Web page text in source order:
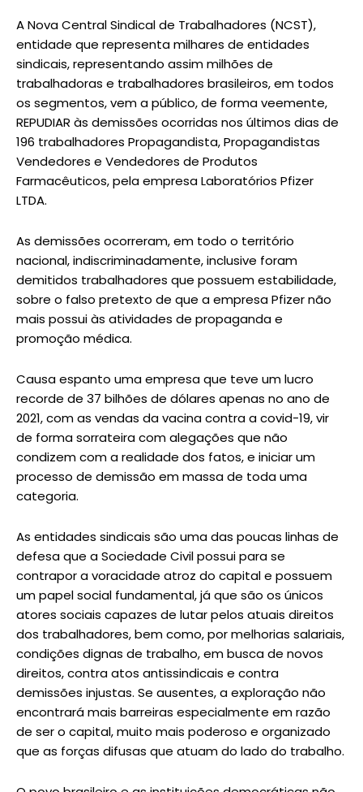
A Nova Central Sindical de Trabalhadores (NCST),
entidade que representa milhares de entidades
sindicais, representando assim milhões de
trabalhadoras e trabalhadores brasileiros, em todos
os segmentos, vem a público, de forma veemente,
REPUDIAR às demissões ocorridas nos últimos dias de
196 trabalhadores Propagandista, Propagandistas
Vendedores e Vendedores de Produtos
Farmacêuticos, pela empresa Laboratórios Pfizer
LTDA.
As demissões ocorreram, em todo o território
nacional, indiscriminadamente, inclusive foram
demitidos trabalhadores que possuem estabilidade,
sobre o falso pretexto de que a empresa Pfizer não
mais possui às atividades de propaganda e
promoção médica.
Causa espanto uma empresa que teve um lucro
recorde de 37 bilhões de dólares apenas no ano de
2021, com as vendas da vacina contra a covid-19, vir
de forma sorrateira com alegações que não
condizem com a realidade dos fatos, e iniciar um
processo de demissão em massa de toda uma
categoria.
As entidades sindicais são uma das poucas linhas de
defesa que a Sociedade Civil possui para se
contrapor a voracidade atroz do capital e possuem
um papel social fundamental, já que são os únicos
atores sociais capazes de lutar pelos atuais direitos
dos trabalhadores, bem como, por melhorias salariais,
condições dignas de trabalho, em busca de novos
direitos, contra atos antissindicais e contra
demissões injustas. Se ausentes, a exploração não
encontrará mais barreiras especialmente em razão
de ser o capital, muito mais poderoso e organizado
que as forças difusas que atuam do lado do trabalho.